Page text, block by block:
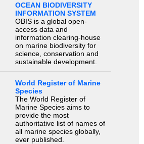
OCEAN BIODIVERSITY
INFORMATION SYSTEM
OBIS is a global open-
access data and
information clearing-house
on marine biodiversity for
science, conservation and
sustainable development.
World Register of Marine
Species
The World Register of
Marine Species aims to
provide the most
authoritative list of names of
all marine species globally,
ever published.